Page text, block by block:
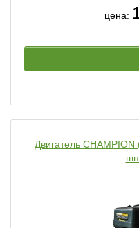
цена:
Двигатель